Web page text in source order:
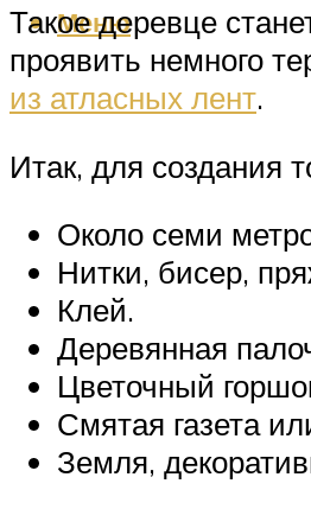
Меню
Такое деревце
проявить немного
из атласных лент.
Итак, для создания
Около семи
Нитки, бисер,
Клей.
Деревянная
Цветочный
Смятая газета
Земля,